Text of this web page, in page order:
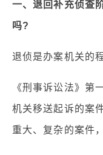
一、退回补充侦查
吗?
退侦是办案机关的
《刑事诉讼法》第
机关移送起诉的案
重大、复杂的案件